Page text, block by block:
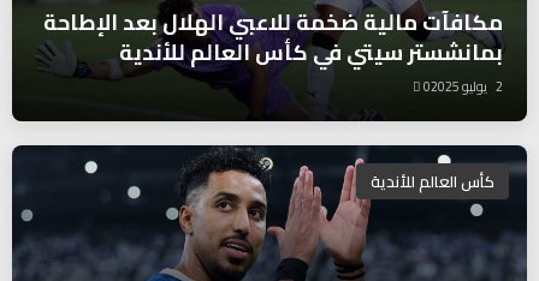
مكافآت مالية ضخمة للاعبي الهلال بعد الإطاحة
بمانشستر سيتي في كأس العالم للأندية
2 يوليو 2025 0
كأس العالم للأندية